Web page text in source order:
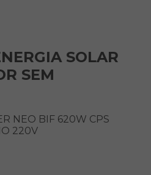
SOLAR
SEM
NEO BIF 620W CPS
220V